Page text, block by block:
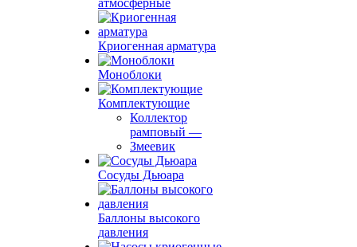
атмосферные
Криогенная арматура
Моноблоки
Комплектующие
Коллектор
рамповый —
Змеевик
Сосуды Дьюара
Баллоны высокого
давления